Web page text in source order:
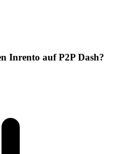
Inrento auf P2P Dash?